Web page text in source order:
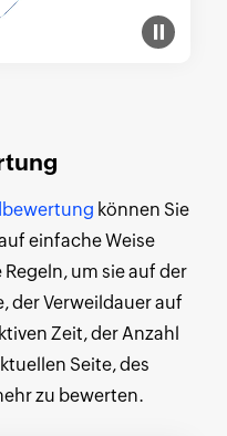
können Sie
einfache Weise
um sie auf der
der Verweildauer auf
Zeit, der Anzahl
Seite, des
zu bewerten.